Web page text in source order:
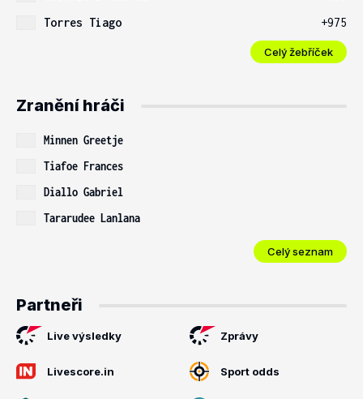
Torres Tiago
+975
Celý žebříček
Zranění hráči
Minnen Greetje
Tiafoe Frances
Diallo Gabriel
Tararudee Lanlana
Celý seznam
Partneři
Live výsledky Zprávy
Livescore.in Sport odds